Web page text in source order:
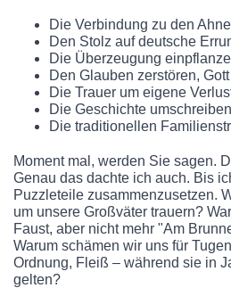
Die Verbindung zu den
Den Stolz auf deutsche
Die Überzeugung
Den Glauben zerstören,
Die Trauer um eigene
Die Geschichte umschreiben
Die traditionellen
Moment mal, werden Sie sagen.
Genau das dachte ich auch. Bis
Puzzleteile zusammenzusetzen.
um unsere Großväter trauern?
Faust, aber nicht mehr "Am
Warum schämen wir uns für
Ordnung, Fleiß – während sie in
gelten?